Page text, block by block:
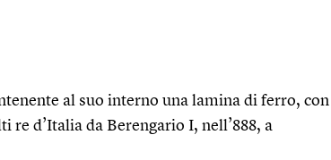
al suo interno una lamina di ferro, con
d’Italia da Berengario I, nell’888, a